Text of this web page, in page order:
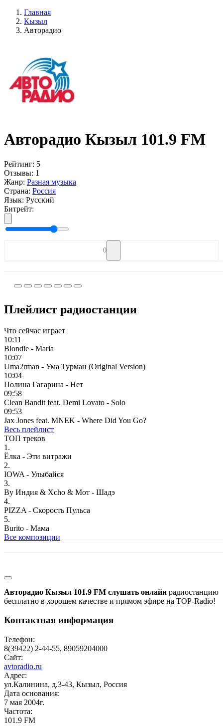
Главная
Кызыл
Авторадио
Авторадио Кызыл 101.9 FM
Рейтинг: 5
Отзывы: 1
Жанр: Разная музыка
Страна: Россия
Язык: Русский
Битрейт:
0
Плейлист радиостанции
Что сейчас играет
10:11
Blondie - Maria
10:07
Uma2rman - Ума Турман (Original Version)
10:04
Полина Гагарина - Нет
09:58
Clean Bandit feat. Demi Lovato - Solo
09:53
Jax Jones feat. MNEK - Where Did You Go?
Весь плейлист
ТОП треков
1.
Ёлка - Эти витражи
2.
IOWA - Улыбайся
3.
By Индия & Xcho & Мот - Шадэ
4.
PIZZA - Скорость Пульса
5.
Burito - Мама
Все композиции
Авторадио Кызыл 101.9 FM слушать онлайн радиостанцию
бесплатно в хорошем качестве и прямом эфире на TOP-Radio!
Контактная информация
Телефон:
8(39422) 2-44-55, 89059204000
Сайт:
avtoradio.ru
Адрес:
ул.Калинина, д.3-43, Кызыл, Россия
Дата основания:
7 мая 2004г.
Частота:
101.9 FM